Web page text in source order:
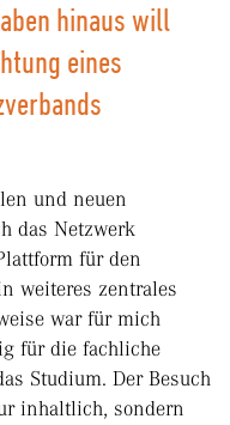
hinaus will
eines
und neuen
das Netzwerk
für den
weiteres zentrales
war für mich
für die fachliche
Studium. Der Besuch
inhaltlich, sondern